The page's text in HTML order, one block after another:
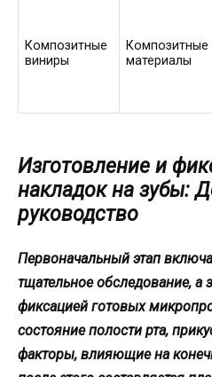
Композитные
виниры
Композитные
материалы
Изготовление и
накладок на зубы:
руководство
Первоначальный этап
тщательное обследование, а
фиксацией готовых
состояние полости рта,
факторы, влияющие на